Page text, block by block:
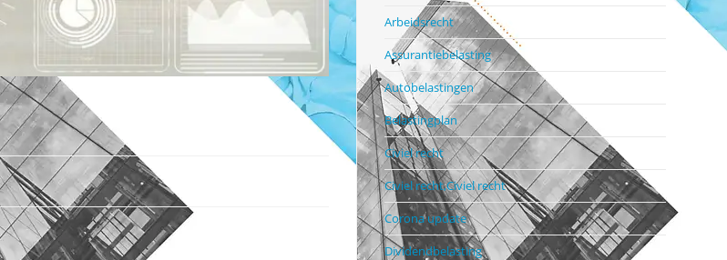
Arbeidsrecht
Assurantiebelasting
Autobelastingen
Belastingplan
Civiel recht
Civiel recht,Civiel recht
Corona update
Dividendbelasting